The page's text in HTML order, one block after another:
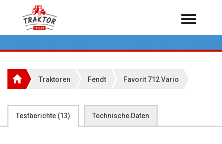
Home
Feldhäcksler
Rundballenpressen
Über 7.000 Testberichte
aus der Landwirtschaft
Traktoren Fendt Favorit 712 Vario
Testberichte (13) Technische Daten